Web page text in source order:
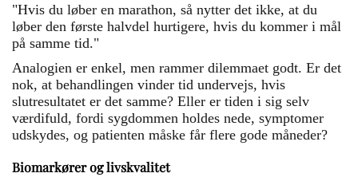
"Hvis du løber en marathon, så nytter det ikke, at du
løber den første halvdel hurtigere, hvis du kommer i mål
på samme tid."
Analogien er enkel, men rammer dilemmaet godt. Er det
nok, at behandlingen vinder tid undervejs, hvis
slutresultatet er det samme? Eller er tiden i sig selv
værdifuld, fordi sygdommen holdes nede, symptomer
udskydes, og patienten måske får flere gode måneder?
Biomarkører og livskvalitet